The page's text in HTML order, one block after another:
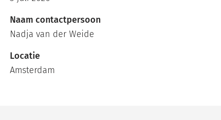
Naam contactpersoon
Nadja van der Weide
Locatie
Amsterdam